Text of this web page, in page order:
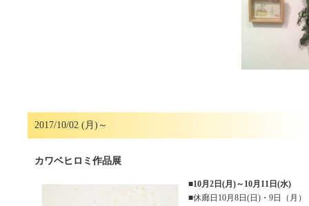
2017/10/02 (月)～
カワベヒロミ作品展
■10月2日(月)～10月11日(水)
■休廊日10月8日(日)・9日（月）